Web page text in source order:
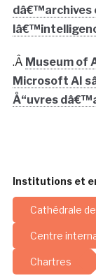
dâ€™archives
.Â Museum of
Microsoft AI
Å“uvres
Institutions et
Cathédrale
Centre
Chartres